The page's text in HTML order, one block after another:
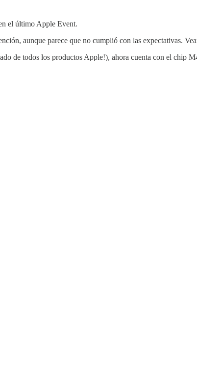
el último Apple Event.
aunque parece que no cumplió con las expectativas.
de todos los productos Apple!), ahora cuenta con el